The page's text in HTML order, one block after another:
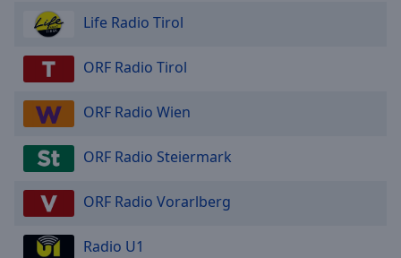
Life Radio Tirol
ORF Radio Tirol
ORF Radio Wien
ORF Radio Steiermark
ORF Radio Vorarlberg
Radio U1